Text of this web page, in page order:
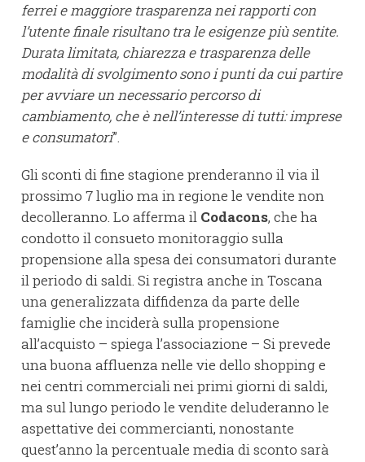
ferrei e maggiore trasparenza nei rapporti con
l’utente finale risultano tra le esigenze più sentite.
Durata limitata, chiarezza e trasparenza delle
modalità di svolgimento sono i punti da cui partire
per avviare un necessario percorso di
cambiamento, che è nell’interesse di tutti: imprese
e consumatori”.
Gli sconti di fine stagione prenderanno il via il
prossimo 7 luglio ma in regione le vendite non
decolleranno. Lo afferma il Codacons, che ha
condotto il consueto monitoraggio sulla
propensione alla spesa dei consumatori durante
il periodo di saldi. Si registra anche in Toscana
una generalizzata diffidenza da parte delle
famiglie che inciderà sulla propensione
all’acquisto – spiega l’associazione – Si prevede
una buona affluenza nelle vie dello shopping e
nei centri commerciali nei primi giorni di saldi,
ma sul lungo periodo le vendite deluderanno le
aspettative dei commercianti, nonostante
quest’anno la percentuale media di sconto sarà